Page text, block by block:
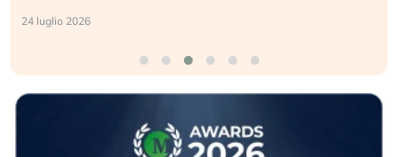
24 luglio 2026